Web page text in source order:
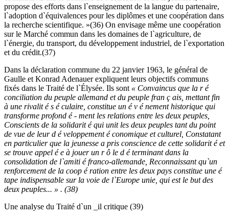
propose des efforts dans l`enseignement de la langue du partenaire,
l`adoption d`équivalences pour les diplômes et une coopération dans
la recherche scientifique. »(36) On envisage même une coopération
sur le Marché commun dans les domaines de l`agriculture, de
l`énergie, du transport, du développement industriel, de l`exportation
et du crédit.(37)
Dans la déclaration commune du 22 janvier 1963, le général de
Gaulle et Konrad Adenauer expliquent leurs objectifs communs
fixés dans le Traité de l`Élysée. Ils sont « Convaincus que la r é
conciliation du peuple allemand et du peuple fran ç ais, mettant fin
à une rivalit é s é culaire, constitue un é v é nement historique qui
transforme profond é - ment les relations entre les deux peuples,
Conscients de la solidarit é qui unit les deux peuples tant du point
de vue de leur d é veloppement é conomique et culturel, Constatant
en particulier que la jeunesse a pris conscience de cette solidarit é et
se trouve appel é e à jouer un r ô le d é terminant dans la
consolidation de l`amiti é franco-allemande, Reconnaissant qu`un
renforcement de la coop é ration entre les deux pays constitue une é
tape indispensable sur la voie de l`Europe unie, qui est le but des
deux peuples... » . (38)
Une analyse du Traité d`un _il critique (39)